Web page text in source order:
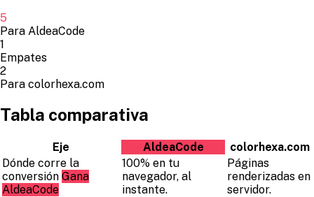
5
Para AldeaCode
1
Empates
2
Para colorhexa.com
Tabla comparativa
Eje AldeaCode
colorhexa.com
Dónde corre la
conversión Gana
AldeaCode
100% en tu
navegador, al
instante.
Páginas
renderizadas en
servidor.